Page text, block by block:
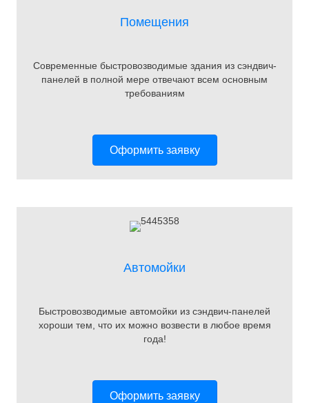
Помещения
Современные быстровозводимые здания из сэндвич-
панелей в полной мере отвечают всем основным
требованиям
Оформить заявку
Автомойки
Быстровозводимые автомойки из сэндвич-панелей
хороши тем, что их можно возвести в любое время
года!
Оформить заявку